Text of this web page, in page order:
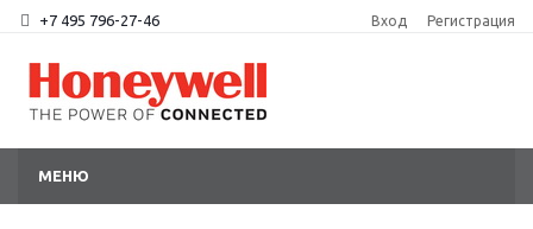
+7 495 796-27-46 Вход Регистрация
МЕНЮ